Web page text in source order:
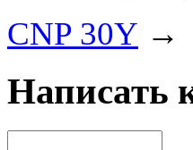
CNP 30Y →
Написать